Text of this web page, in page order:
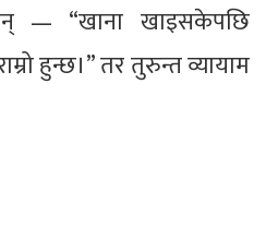
— “खाना खाइसकेपछि
हुन्छ।” तर तुरुन्त व्यायाम